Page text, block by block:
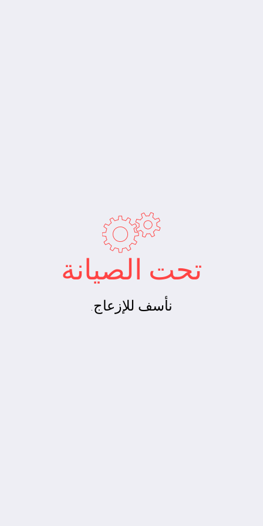
تحت الصيانة
نأسف للإزعاج.